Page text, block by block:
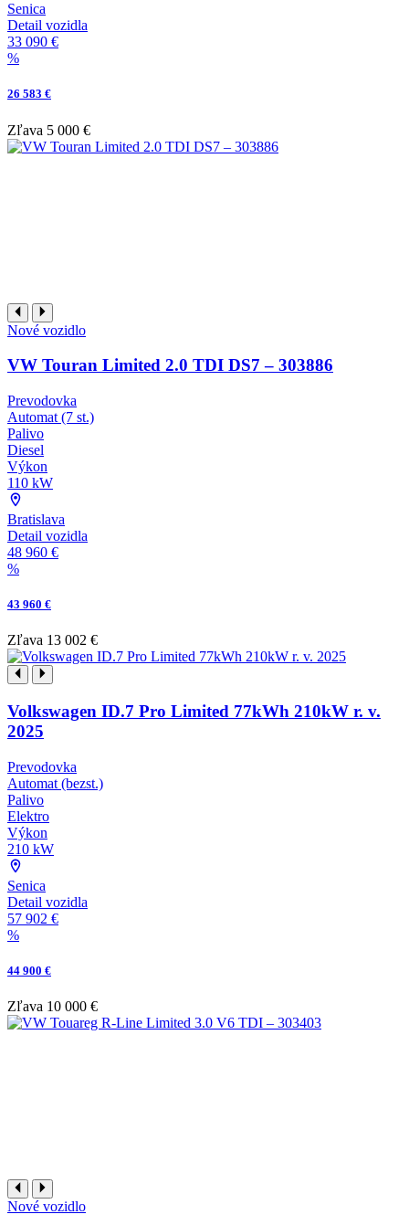
Senica
Detail vozidla
33 090 €
%
26 583 €
Zľava 5 000 €
Nové vozidlo
VW Touran Limited 2.0 TDI DS7 – 303886
Prevodovka
Automat (7 st.)
Palivo
Diesel
Výkon
110 kW
Bratislava
Detail vozidla
48 960 €
%
43 960 €
Zľava 13 002 €
Volkswagen ID.7 Pro Limited 77kWh 210kW r. v.
2025
Prevodovka
Automat (bezst.)
Palivo
Elektro
Výkon
210 kW
Senica
Detail vozidla
57 902 €
%
44 900 €
Zľava 10 000 €
Nové vozidlo